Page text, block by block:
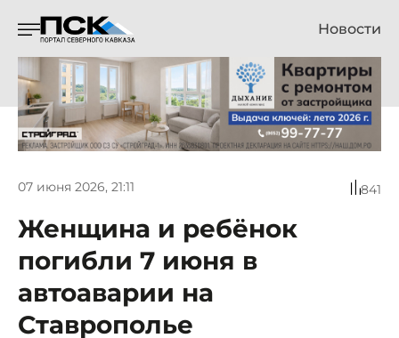
Новости
07 июня 2026, 21:11 841
Женщина и ребёнок
погибли 7 июня в
автоаварии на
Ставрополье